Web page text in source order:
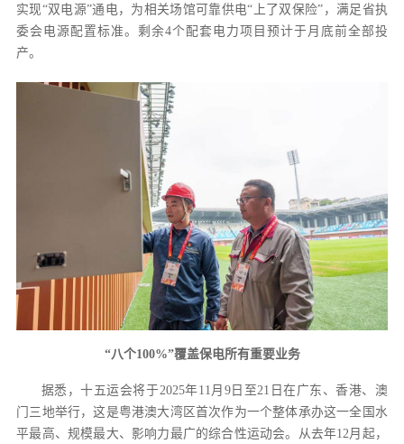
实现“双电源”通电，为相关场馆可靠供电“上了双保险”，满足省执
委会电源配置标准。剩余4个配套电力项目预计于月底前全部投
产。
“八个100%”覆盖保电所有重要业务
据悉，十五运会将于2025年11月9日至21日在广东、香港、澳
门三地举行，这是粤港澳大湾区首次作为一个整体承办这一全国水
平最高、规模最大、影响力最广的综合性运动会。从去年12月起，